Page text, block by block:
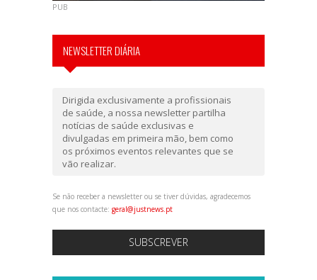
PUB
NEWSLETTER DIÁRIA
Dirigida exclusivamente a profissionais
de saúde, a nossa newsletter partilha
notícias de saúde exclusivas e
divulgadas em primeira mão, bem como
os próximos eventos relevantes que se
vão realizar.
Se não receber a newsletter ou se tiver dúvidas, agradecemos
que nos contacte: geral@justnews.pt
SUBSCREVER